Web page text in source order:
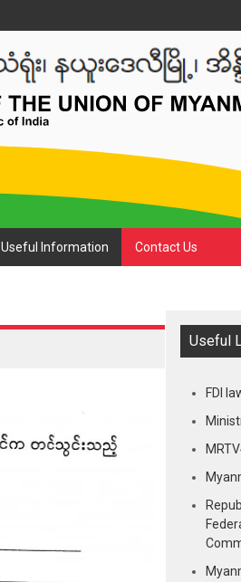
Useful Information Contact Us
Useful
FDI